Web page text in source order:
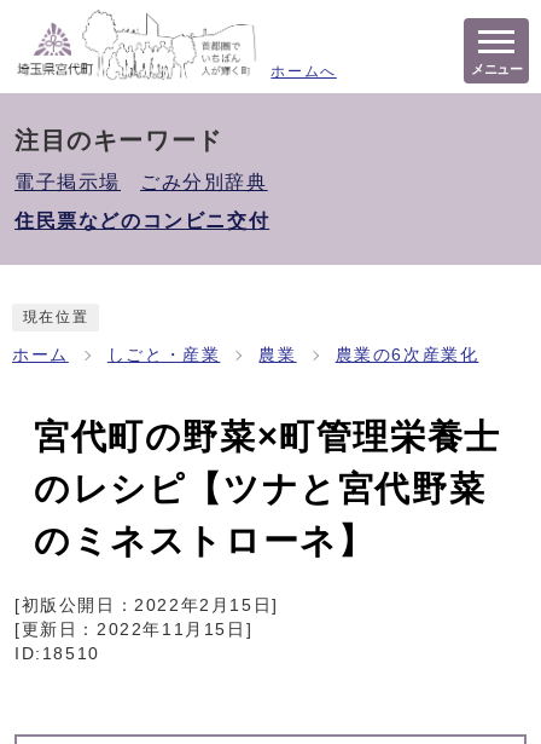
ホームへ メニュー
注目のキーワード
電子掲示場
ごみ分別辞典
住民票などのコンビニ交付
現在位置
ホーム しごと・産業 農業 農業の6次産業化
宮代町の野菜×町管理栄養士
のレシピ【ツナと宮代野菜
のミネストローネ】
[初版公開日：2022年2月15日]
[更新日： 2022年11月15日 ]
ID:18510